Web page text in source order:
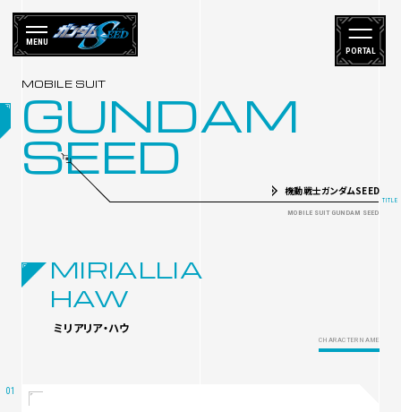
PORTAL
MENU
GUNDAM
SEED
機動戦士ガンダムSEED
MIRIALLIA
HAW
ミリアリア・ハウ
CHARACTER NAME